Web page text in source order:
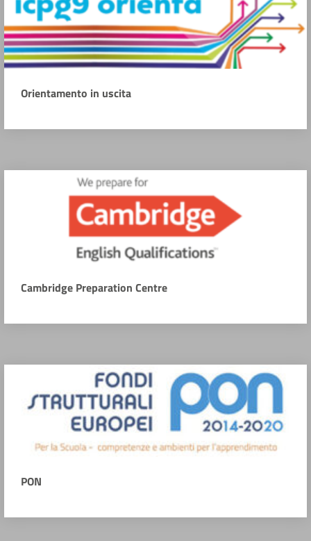
Orientamento in uscita
Cambridge Preparation Centre
PON